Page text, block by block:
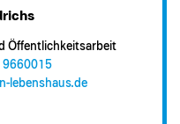
Öffentlichkeitsarbeit
9660015
lebenshaus.de